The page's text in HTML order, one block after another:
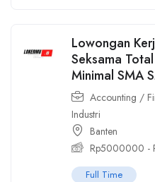
Lowongan
Seksama
Minimal SMA
Accounting /
Industri
Banten
Rp5000000 -
Full Time